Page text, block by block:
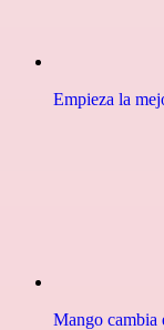
Empieza la
Mango cambia